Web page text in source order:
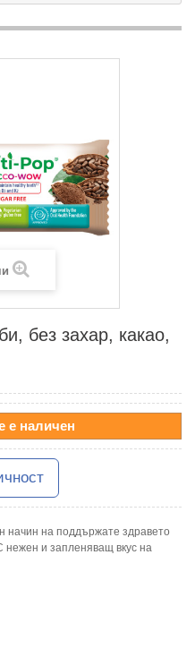
без захар, какао,
е наличен
начин на поддържате здравето
и запленяващ вкус на